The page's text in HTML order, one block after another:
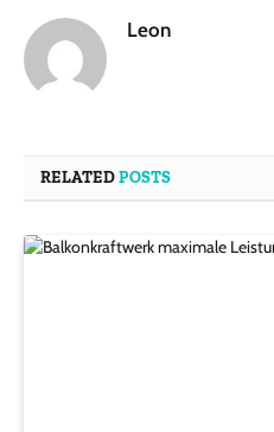
Leon
RELATEDPOSTS